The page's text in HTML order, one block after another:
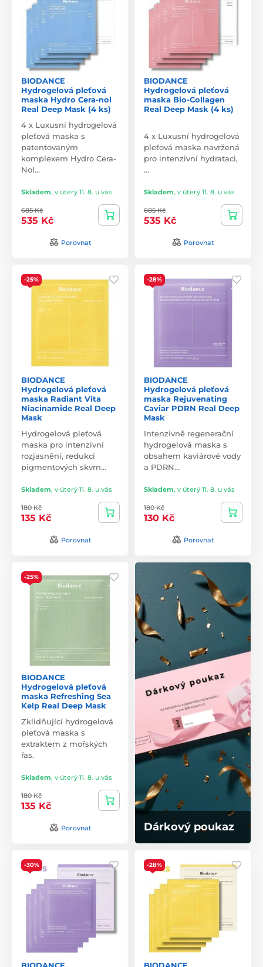
BIODANCE
Hydrogelová pleťová
maska Hydro Cera-nol
Real Deep Mask (4 ks)
4 x Luxusní hydrogelová
pleťová maska s
patentovaným
komplexem Hydro Cera-
Nol…
Skladem, v úterý 11. 8. u vás
685 Kč
535 Kč
Porovnat
BIODANCE
Hydrogelová pleťová
maska Bio-Collagen
Real Deep Mask (4 ks)
4 x Luxusní hydrogelová
pleťová maska navržená
pro intenzivní hydrataci,
…
Skladem, v úterý 11. 8. u vás
685 Kč
535 Kč
Porovnat
-25%
BIODANCE
Hydrogelová pleťová
maska Radiant Vita
Niacinamide Real Deep
Mask
Hydrogelová pleťová
maska pro intenzivní
rozjasnění, redukci
pigmentových skvrn…
Skladem, v úterý 11. 8. u vás
180 Kč
135 Kč
Porovnat
-28%
BIODANCE
Hydrogelová pleťová
maska Rejuvenating
Caviar PDRN Real Deep
Mask
Intenzivně regenerační
hydrogelová maska s
obsahem kaviárové vody
a PDRN…
Skladem, v úterý 11. 8. u vás
180 Kč
130 Kč
Porovnat
-25%
BIODANCE
Hydrogelová pleťová
maska Refreshing Sea
Kelp Real Deep Mask
Zklidňující hydrogelová
pleťová maska s
extraktem z mořských
řas.
Skladem, v úterý 11. 8. u vás
180 Kč
135 Kč
Porovnat Dárkový poukaz
-30%
BIODANCE
-28%
BIODANCE